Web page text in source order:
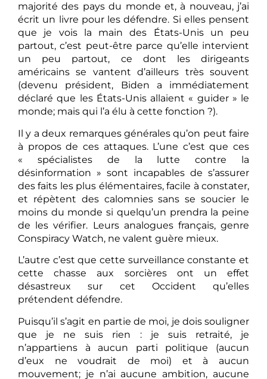
majorité des pays du monde et, à nouveau, j’ai
écrit un livre pour les défendre. Si elles pensent
que je vois la main des États-Unis un peu
partout, c’est peut-être parce qu’elle intervient
un peu partout, ce dont les dirigeants
américains se vantent d’ailleurs très souvent
(devenu président, Biden a immédiatement
déclaré que les États-Unis allaient « guider » le
monde; mais qui l’a élu à cette fonction ?).
Il y a deux remarques générales qu’on peut faire
à propos de ces attaques. L’une c’est que ces
« spécialistes de la lutte contre la
désinformation » sont incapables de s’assurer
des faits les plus élémentaires, facile à constater,
et répètent des calomnies sans se soucier le
moins du monde si quelqu’un prendra la peine
de les vérifier. Leurs analogues français, genre
Conspiracy Watch, ne valent guère mieux.
L’autre c’est que cette surveillance constante et
cette chasse aux sorcières ont un effet
désastreux sur cet Occident qu’elles
prétendent défendre.
Puisqu’il s’agit en partie de moi, je dois souligner
que je ne suis rien : je suis retraité, je
n’appartiens à aucun parti politique (aucun
d’eux ne voudrait de moi) et à aucun
mouvement; je n’ai aucune ambition, aucune